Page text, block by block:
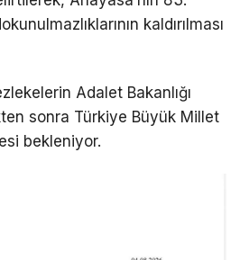
kaldırılması
Adalet Bakanlığı
sonra Türkiye Büyük Millet
bekleniyor.